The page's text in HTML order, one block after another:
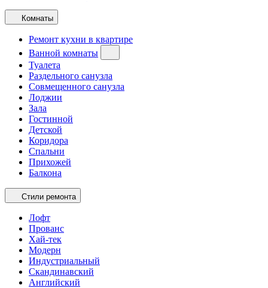
Комнаты
Ремонт кухни в квартире
Ванной комнаты
Туалета
Раздельного санузла
Совмещенного санузла
Лоджии
Зала
Гостинной
Детской
Коридора
Спальни
Прихожей
Балкона
Стили ремонта
Лофт
Прованс
Хай-тек
Модерн
Индустриальный
Скандинавский
Английский